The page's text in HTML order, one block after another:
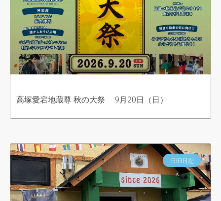
高塚愛宕地蔵尊 秋の大祭 9月20日（日）
日田日記